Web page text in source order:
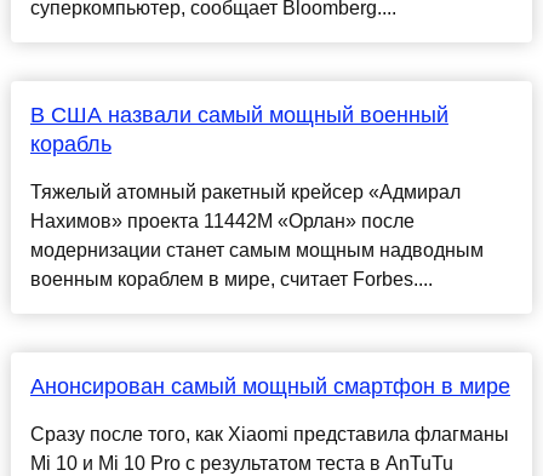
суперкомпьютер, сообщает Bloomberg....
В США назвали самый мощный военный
корабль
Тяжелый атомный ракетный крейсер «Адмирал
Нахимов» проекта 11442М «Орлан» после
модернизации станет самым мощным надводным
военным кораблем в мире, считает Forbes....
Анонсирован самый мощный смартфон в мире
Сразу после того, как Xiaomi представила флагманы
Mi 10 и Mi 10 Pro с результатом теста в AnTuTu